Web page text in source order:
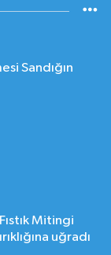
Sandığın
Mitingi
uğradı